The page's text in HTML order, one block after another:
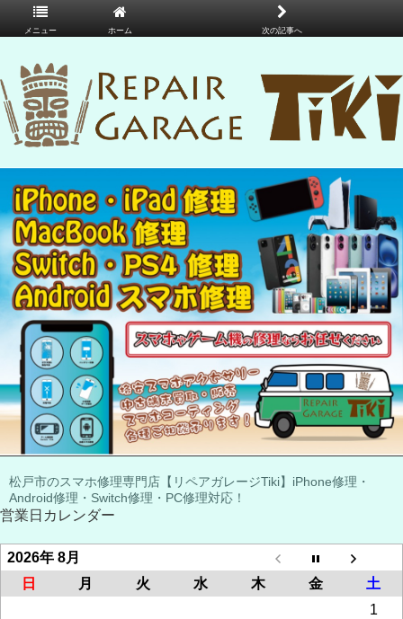
松戸市のスマホ修理専門店【リペアガレージTiki】iPhone修理・
Android修理・Switch修理・PC修理対応！
営業日カレンダー
2026年 8月
日
月 火 水 木 金
土
1
メニュー ホーム 次の記事へ